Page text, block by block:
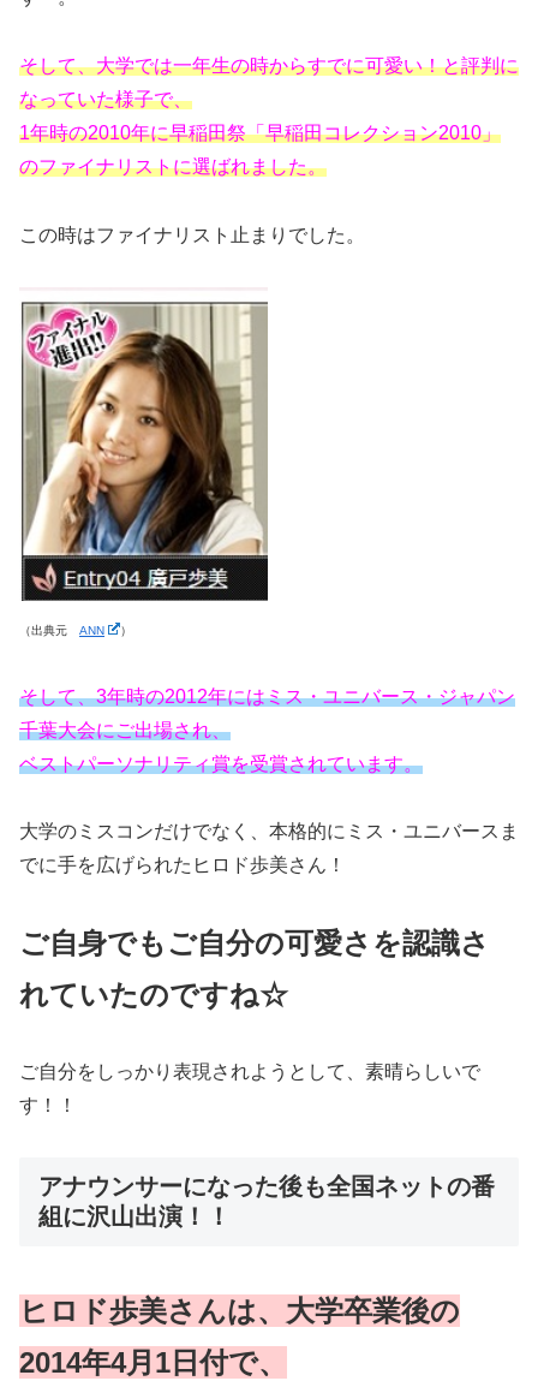
そして、大学では一年生の時からすでに可愛い！と評判に
なっていた様子で、
1年時の2010年に早稲田祭「早稲田コレクション2010」
のファイナリストに選ばれました。
この時はファイナリスト止まりでした。
（出典元 ANN ）
そして、3年時の2012年にはミス・ユニバース・ジャパン
千葉大会にご出場され、
ベストパーソナリティ賞を受賞されています。
大学のミスコンだけでなく、本格的にミス・ユニバースま
でに手を広げられたヒロド歩美さん！
ご自身でもご自分の可愛さを認識さ
れていたのですね☆
ご自分をしっかり表現されようとして、素晴らしいで
す！！
アナウンサーになった後も全国ネットの番
組に沢山出演！！
ヒロド歩美さんは、大学卒業後の
2014年4月1日付で、